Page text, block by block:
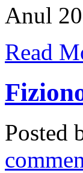
Anul
Read
Posted